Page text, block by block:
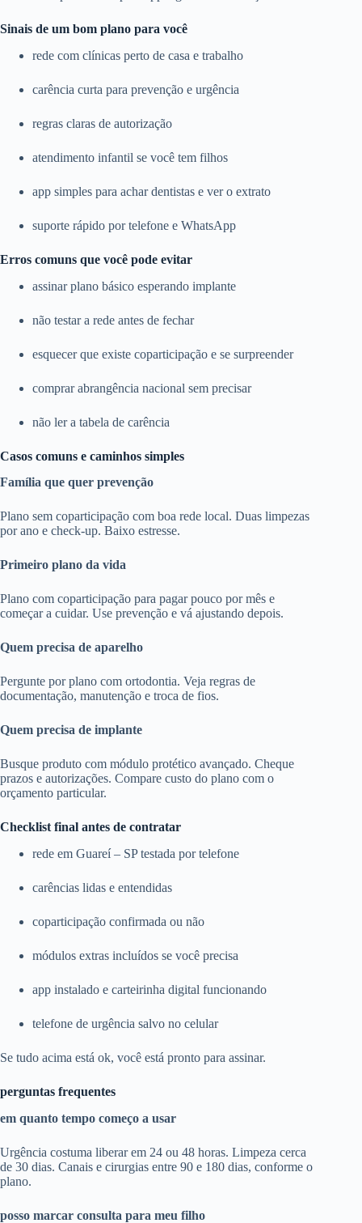
Sinais de um bom plano para você
rede com clínicas perto de casa e trabalho
carência curta para prevenção e urgência
regras claras de autorização
atendimento infantil se você tem filhos
app simples para achar dentistas e ver o extrato
suporte rápido por telefone e WhatsApp
Erros comuns que você pode evitar
assinar plano básico esperando implante
não testar a rede antes de fechar
esquecer que existe coparticipação e se surpreender
comprar abrangência nacional sem precisar
não ler a tabela de carência
Casos comuns e caminhos simples
Família que quer prevenção
Plano sem coparticipação com boa rede local. Duas limpezas
por ano e check-up. Baixo estresse.
Primeiro plano da vida
Plano com coparticipação para pagar pouco por mês e
começar a cuidar. Use prevenção e vá ajustando depois.
Quem precisa de aparelho
Pergunte por plano com ortodontia. Veja regras de
documentação, manutenção e troca de fios.
Quem precisa de implante
Busque produto com módulo protético avançado. Cheque
prazos e autorizações. Compare custo do plano com o
orçamento particular.
Checklist final antes de contratar
rede em Guareí – SP testada por telefone
carências lidas e entendidas
coparticipação confirmada ou não
módulos extras incluídos se você precisa
app instalado e carteirinha digital funcionando
telefone de urgência salvo no celular
Se tudo acima está ok, você está pronto para assinar.
perguntas frequentes
em quanto tempo começo a usar
Urgência costuma liberar em 24 ou 48 horas. Limpeza cerca
de 30 dias. Canais e cirurgias entre 90 e 180 dias, conforme o
plano.
posso marcar consulta para meu filho